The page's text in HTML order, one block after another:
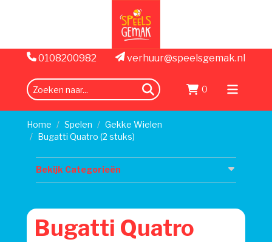
0108200982 verhuur@speelsgemak.nl
zoeken 0
Menu
Home
Spelen
Gekke Wielen
Bugatti Quatro (2 stuks)
Bekijk Categorieën
Bugatti Quatro